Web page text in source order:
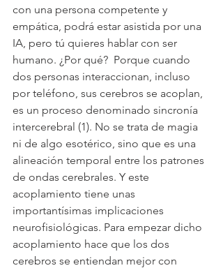
con una persona competente y
empática, podrá estar asistida por una
IA, pero tú quieres hablar con ser
humano. ¿Por qué?  Porque cuando
dos personas interaccionan, incluso
por teléfono, sus cerebros se acoplan,
es un proceso denominado sincronía
intercerebral (1). No se trata de magia
ni de algo esotérico, sino que es una
alineación temporal entre los patrones
de ondas cerebrales. Y este
acoplamiento tiene unas
importantísimas implicaciones
neurofisiológicas. Para empezar dicho
acoplamiento hace que los dos
cerebros se entiendan mejor con